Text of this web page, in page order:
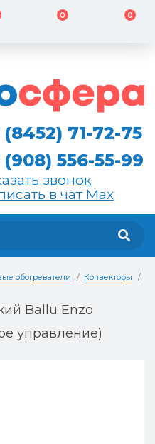
0 0
(8452) 71-72-75
(908) 556-55-99
звонок
в чат Max
обогреватели Конвекторы
Ballu Enzo
управление)